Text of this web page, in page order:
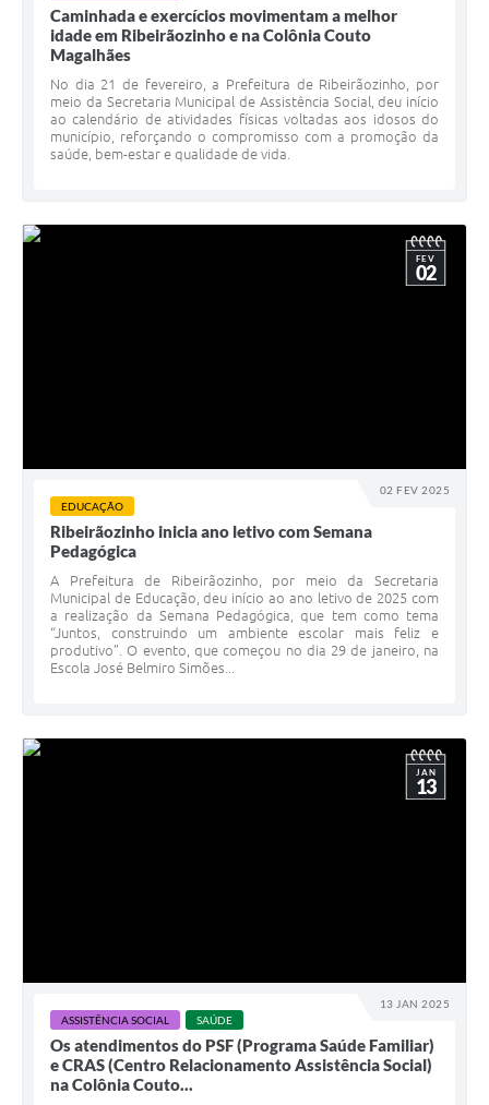
Caminhada e exercícios movimentam a melhor
idade em Ribeirãozinho e na Colônia Couto
Magalhães
No dia 21 de fevereiro, a Prefeitura de Ribeirãozinho, por
meio da Secretaria Municipal de Assistência Social, deu início
ao calendário de atividades físicas voltadas aos idosos do
município, reforçando o compromisso com a promoção da
saúde, bem-estar e qualidade de vida.
02 FEV 2025
FEV
02
EDUCAÇÃO
Ribeirãozinho inicia ano letivo com Semana
Pedagógica
A Prefeitura de Ribeirãozinho, por meio da Secretaria
Municipal de Educação, deu início ao ano letivo de 2025 com
a realização da Semana Pedagógica, que tem como tema
“Juntos, construindo um ambiente escolar mais feliz e
produtivo”. O evento, que começou no dia 29 de janeiro, na
Escola José Belmiro Simões...
13 JAN 2025
JAN
13
ASSISTÊNCIA SOCIAL SAÚDE
Os atendimentos do PSF (Programa Saúde Familiar)
e CRAS (Centro Relacionamento Assistência Social)
na Colônia Couto...